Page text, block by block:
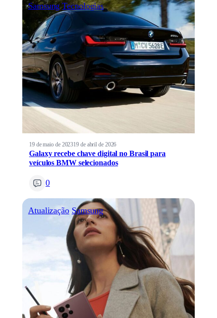
Samsung Tecnologias
19 de maio de 202319 de abril de 2026
Galaxy recebe chave digital no Brasil para
veículos BMW selecionados
0
Atualização Samsung